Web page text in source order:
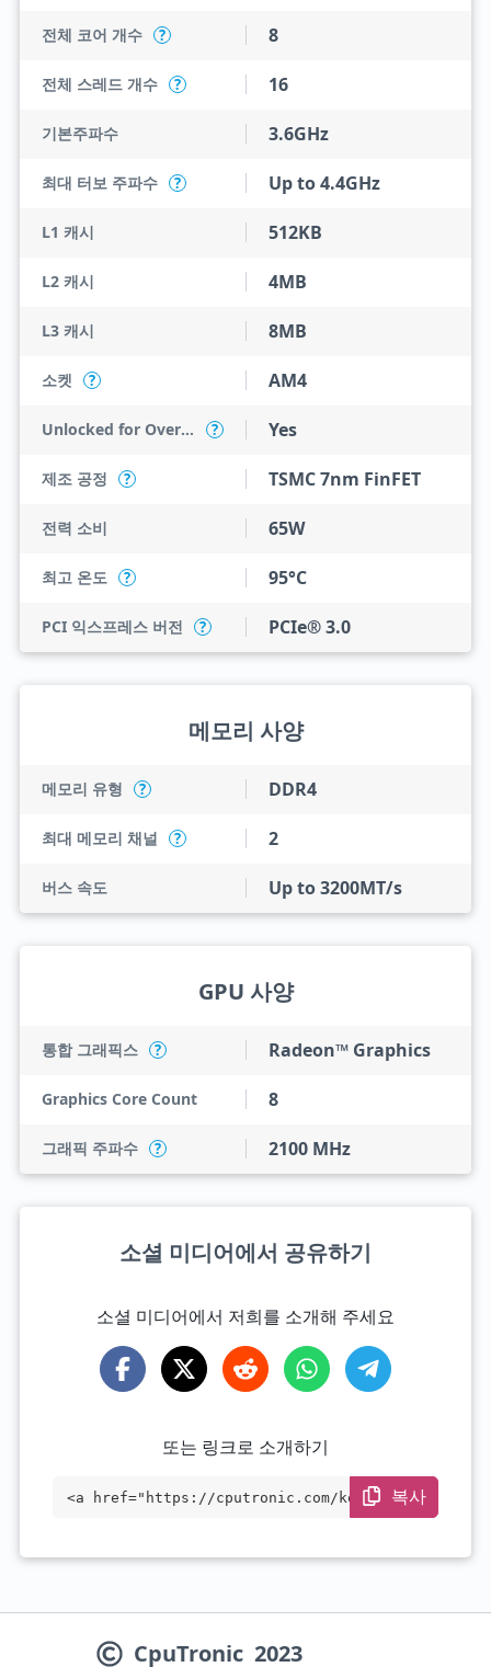
전체 코어 개수 ? 8
전체 스레드 개수 ? 16
기본주파수 3.6GHz
최대 터보 주파수 ? Up to 4.4GHz
L1 캐시 512KB
L2 캐시 4MB
L3 캐시 8MB
소켓 ? AM4
Unlocked for Overclocking ? Yes
제조 공정 ? TSMC 7nm FinFET
전력 소비 65W
최고 온도 ? 95°C
PCI 익스프레스 버전 ? PCIe® 3.0
메모리 사양
메모리 유형 ? DDR4
최대 메모리 채널 ? 2
버스 속도 Up to 3200MT/s
GPU 사양
통합 그래픽스 ? Radeon™ Graphics
Graphics Core Count 8
그래픽 주파수 ? 2100 MHz
소셜 미디어에서 공유하기
소셜 미디어에서 저희를 소개해 주세요
또는 링크로 소개하기
<a href="https://cputronic.com/ko/cpu/am
복사
CpuTronic 2023